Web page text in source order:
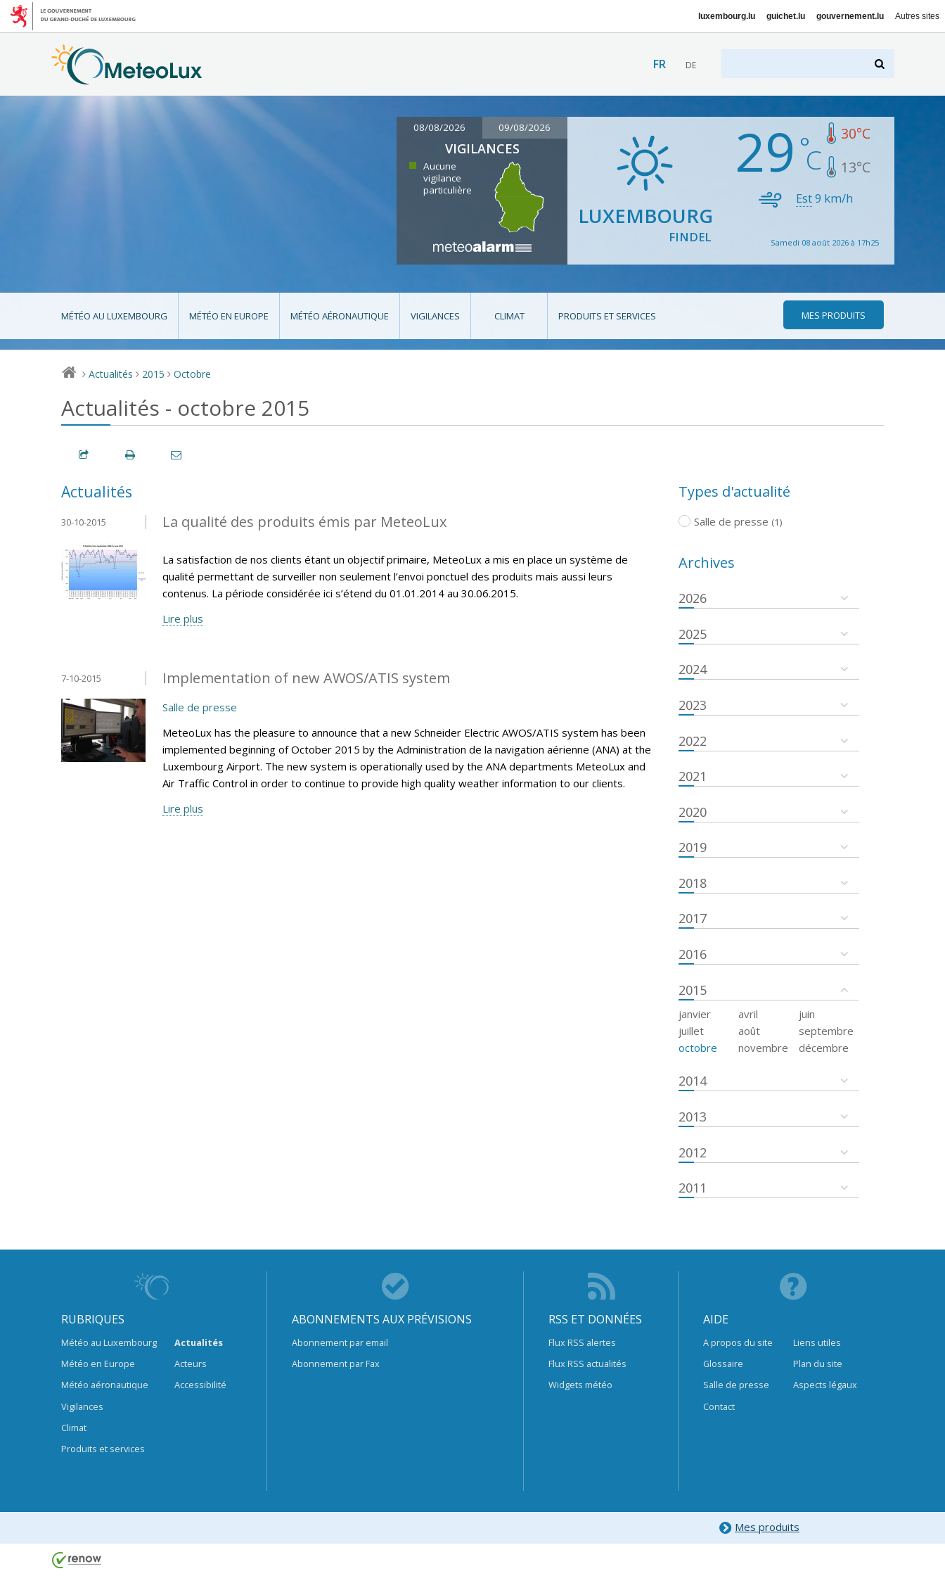
luxembourg.lu guichet.lu gouvernement.lu Autres sites
FR DE
08/08/2026 09/08/2026
VIGILANCES
Aucune
vigilance
particulière
LUXEMBOURG
FINDEL
29 30°C
13°C
Est9 km/h
Samedi 08 août 2026 à 17h25
MÉTÉO AU LUXEMBOURG MÉTÉO EN EUROPE MÉTÉO AÉRONAUTIQUE VIGILANCES CLIMAT PRODUITS ET SERVICES MES PRODUITS
> Actualités > 2015 > Octobre
Actualités - octobre 2015
Actualités
La qualité des produits émis par MeteoLux
30-10-2015
La satisfaction de nos clients étant un objectif primaire, MeteoLux a mis en place un système de
qualité permettant de surveiller non seulement l’envoi ponctuel des produits mais aussi leurs
contenus. La période considérée ici s’étend du 01.01.2014 au 30.06.2015.
Lire plus
Implementation of new AWOS/ATIS system
7-10-2015
Salle de presse
MeteoLux has the pleasure to announce that a new Schneider Electric AWOS/ATIS system has been
implemented beginning of October 2015 by the Administration de la navigation aérienne (ANA) at the
Luxembourg Airport. The new system is operationally used by the ANA departments MeteoLux and
Air Traffic Control in order to continue to provide high quality weather information to our clients.
Lire plus
Types d'actualité
Salle de presse (1)
Archives
2026
2025
2024
2023
2022
2021
2020
2019
2018
2017
2016
2015
janvier avril
juin
juillet
août
septembre
octobre
novembre décembre
2014
2013
2012
2011
RUBRIQUES
Météo au Luxembourg
Météo en Europe
Météo aéronautique
Vigilances
Climat
Produits et services
Actualités
Acteurs
Accessibilité
ABONNEMENTS AUX PRÉVISIONS
Abonnement par email
Abonnement par Fax
RSS ET DONNÉES
Flux RSS alertes
Flux RSS actualités
Widgets météo
AIDE
A propos du site
Glossaire
Salle de presse
Contact
Liens utiles
Plan du site
Aspects légaux
Mes produits